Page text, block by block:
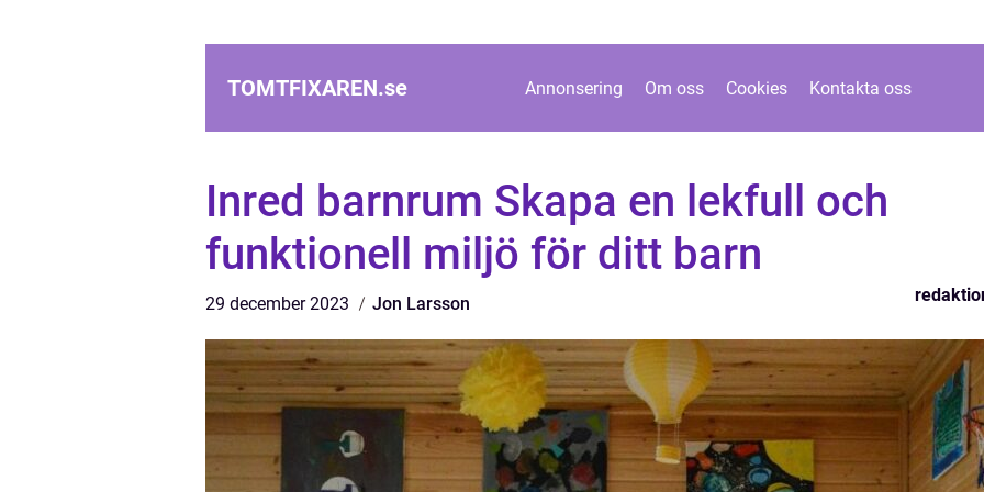
TOMTFIXAREN.se Annonsering Om oss Cookies Kontakta oss
Inred barnrum Skapa en lekfull och
funktionell miljö för ditt barn
29 december 2023 Jon Larsson